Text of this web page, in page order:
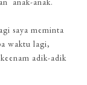
saya meminta
waktu lagi,
adik-adik